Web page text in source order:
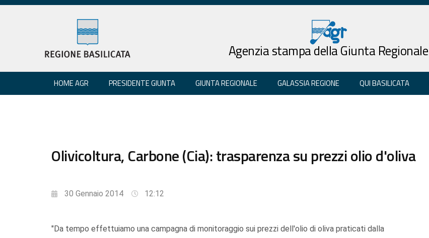
Agenzia stampa della Giunta Regionale
HOME AGR PRESIDENTE GIUNTA GIUNTA REGIONALE GALASSIA REGIONE QUI BASILICATA
Olivicoltura, Carbone (Cia): trasparenza su prezzi olio d'oliva
30 Gennaio 2014 12:12
"Da tempo effettuiamo una campagna di monitoraggio sui prezzi dell'olio di oliva praticati dalla